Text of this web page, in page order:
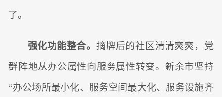
了。
强化功能整合。摘牌后的社区清清爽爽，党
群阵地从办公属性向服务属性转变。新余市坚持
“办公场所最小化、服务空间最大化、服务设施齐